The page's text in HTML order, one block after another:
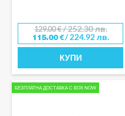
129.00€/ 252.30 лв.
115.00€/ 224.92 лв.
КУПИ
БЕЗПЛАТНА ДОСТАВКА С BOX NOW